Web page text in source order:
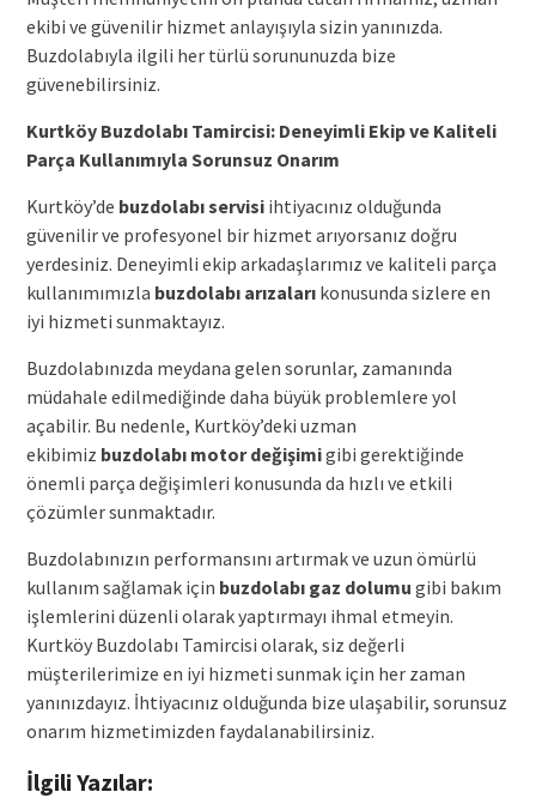
ekibi ve güvenilir hizmet anlayışıyla sizin yanınızda.
Buzdolabıyla ilgili her türlü sorununuzda bize
güvenebilirsiniz.
Kurtköy Buzdolabı Tamircisi: Deneyimli Ekip ve Kaliteli
Parça Kullanımıyla Sorunsuz Onarım
Kurtköy’de buzdolabı servisiihtiyacınız olduğunda
güvenilir ve profesyonel bir hizmet arıyorsanız doğru
yerdesiniz. Deneyimli ekip arkadaşlarımız ve kaliteli parça
kullanımımızla buzdolabı arızalarıkonusunda sizlere en
iyi hizmeti sunmaktayız.
Buzdolabınızda meydana gelen sorunlar, zamanında
müdahale edilmediğinde daha büyük problemlere yol
açabilir. Bu nedenle, Kurtköy’deki uzman
ekibimiz buzdolabı motor değişimigibi gerektiğinde
önemli parça değişimleri konusunda da hızlı ve etkili
çözümler sunmaktadır.
Buzdolabınızın performansını artırmak ve uzun ömürlü
kullanım sağlamak için buzdolabı gaz dolumu gibi bakım
işlemlerini düzenli olarak yaptırmayı ihmal etmeyin.
Kurtköy Buzdolabı Tamircisi olarak, siz değerli
müşterilerimize en iyi hizmeti sunmak için her zaman
yanınızdayız. İhtiyacınız olduğunda bize ulaşabilir, sorunsuz
onarım hizmetimizden faydalanabilirsiniz.
İlgili Yazılar: